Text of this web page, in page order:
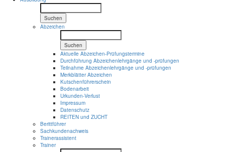
Suchen
Abzeichen
Suchen
Aktuelle Abzeichen-Prüfungstermine
Durchführung Abzeichenlehrgänge und -prüfungen
Teilnahme Abzeichenlehrgänge und -prüfungen
Merkblätter Abzeichen
Kutschenführerschein
Bodenarbeit
Urkunden-Verlust
Impressum
Datenschutz
REITEN und ZUCHT
Berittführer
Sachkundenachweis
Trainerassistent
Trainer